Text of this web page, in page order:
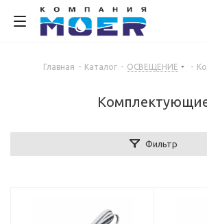
Главная - Каталог - ОСВЕЩЕНИЕ -
Фильтр